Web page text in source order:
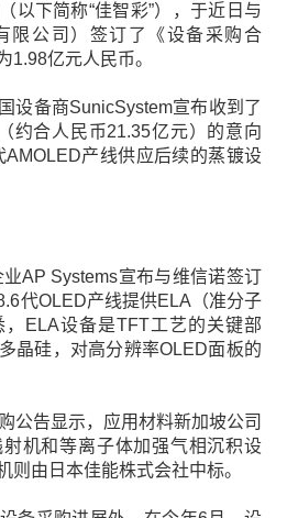
以下简称“佳智彩”），于近日与
限公司）签订了《设备采购合
1.98亿元人民币。
设备商SunicSystem宣布收到了
约合人民币21.35亿元）的意向
产线供应后续的蒸镀设
AP Systems宣布与维信诺签订
代OLED产线提供ELA（准分子
ELA设备是TFT工艺的关键部
晶硅，对高分辨率OLED面板的
公告显示，应用材料新加坡公司
机和等离子体加强气相沉积设
则由日本佳能株式会社中标。